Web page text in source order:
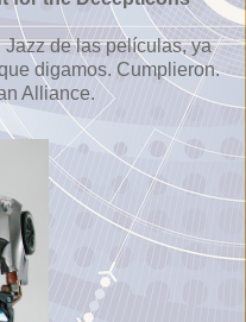
de las películas, ya
digamos. Cumplieron.
Alliance.